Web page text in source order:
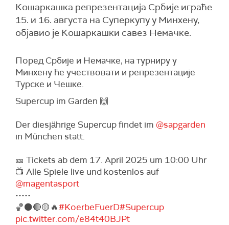
Кошаркашка репрезентација Србије играће
15. и 16. августа на Суперкупу у Минхену,
објавио је Кошаркашки савез Немачке.
Поред Србије и Немачке, на турниру у
Минхену ће учествовати и репрезентације
Турске и Чешке.
Supercup im Garden 🙌
Der diesjährige Supercup findet im @sapgarden
in München statt.
🎫 Tickets ab dem 17. April 2025 um 10:00 Uhr
📺 Alle Spiele live und kostenlos auf
@magentasport
•••••
🏀⚫️🔴🟡🔥#KoerbeFuerD#Supercup
pic.twitter.com/e84t40BJPt